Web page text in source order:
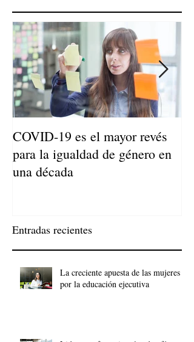
COVID-19 es el mayor revés
para la igualdad de género en
una década
Entradas recientes
La creciente apuesta de las mujeres
por la educación ejecutiva